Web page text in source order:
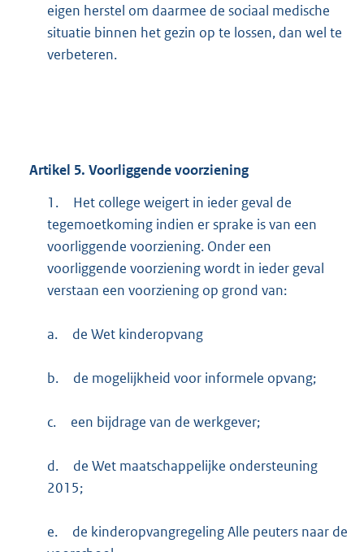
eigen herstel om daarmee de sociaal medische
situatie binnen het gezin op te lossen, dan wel te
verbeteren.
Artikel 5. Voorliggende voorziening
1.
Het college weigert in ieder geval de
tegemoetkoming indien er sprake is van een
voorliggende voorziening. Onder een
voorliggende voorziening wordt in ieder geval
verstaan een voorziening op grond van:
a. de Wet kinderopvang
b. de mogelijkheid voor informele opvang;
c. een bijdrage van de werkgever;
d.
de Wet maatschappelijke ondersteuning
2015;
e.
de kinderopvangregeling Alle peuters naar de